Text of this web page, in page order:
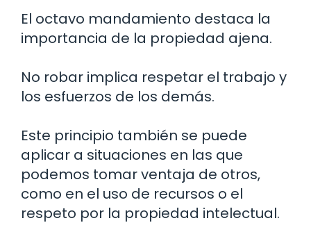
El octavo mandamiento destaca la
importancia de la propiedad ajena.
No robar implica respetar el trabajo y
los esfuerzos de los demás.
Este principio también se puede
aplicar a situaciones en las que
podemos tomar ventaja de otros,
como en el uso de recursos o el
respeto por la propiedad intelectual.